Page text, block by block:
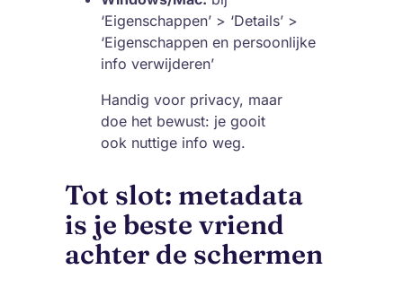
‘Eigenschappen’ > ‘Details’ >
‘Eigenschappen en persoonlijke
info verwijderen’
Handig voor privacy, maar
doe het bewust: je gooit
ook nuttige info weg.
Tot slot: metadata
is je beste vriend
achter de schermen